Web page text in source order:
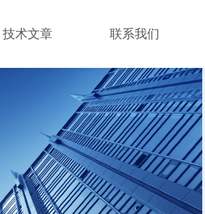
技术文章 联系我们